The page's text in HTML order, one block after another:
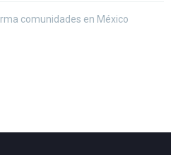
comunidades en México